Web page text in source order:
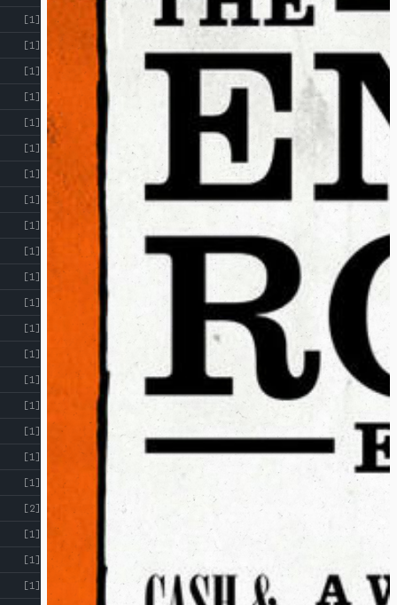
[1]
[1]
[1]
[1]
[1]
[1]
[1]
[1]
[1]
[1]
[1]
[1]
[1]
[1]
[1]
[1]
[1]
[1]
[1]
[2]
[1]
[1]
[1]